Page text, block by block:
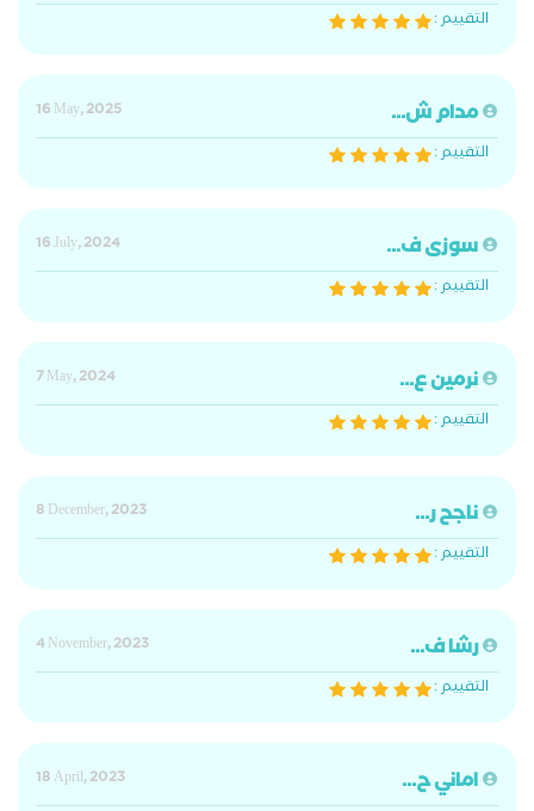
التقييم :
مدام ش...
16 May, 2025
التقييم :
سوزى ف...
16 July, 2024
التقييم :
نرمين ع...
7 May, 2024
التقييم :
ناجح ر...
8 December, 2023
التقييم :
رشا ف...
4 November, 2023
التقييم :
اماني ح...
18 April, 2023